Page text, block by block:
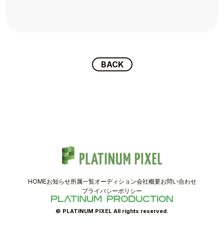
SCHEDULE
COMPANY
PIXEL SHOP
BACK
HOMEお知らせ所属一覧オーディション会社概要お問い合わせ
プライバシーポリシー
© PLATINUM PIXEL All rights reserved.